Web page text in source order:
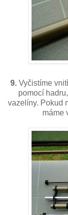
9.Vyčistíme
pomocí
vazelíny. Pokud
máme